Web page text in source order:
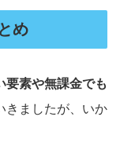
め
要素や無課金でも
きましたが、いか